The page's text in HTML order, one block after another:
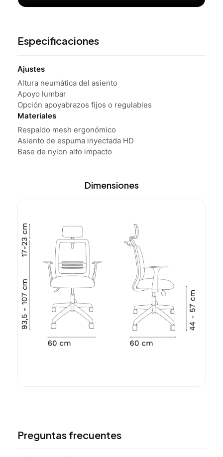
Especificaciones
Ajustes
Altura neumática del asiento
Apoyo lumbar
Opción apoyabrazos fijos o regulables
Materiales
Respaldo mesh ergonómico
Asiento de espuma inyectada HD
Base de nylon alto impacto
Dimensiones
Preguntas frecuentes